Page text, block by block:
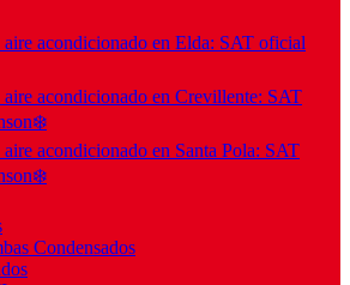
aire acondicionado en Elda: SAT oficial
aire acondicionado en Crevillente: SAT
acondicionado en Santa Pola: SAT
Condensados